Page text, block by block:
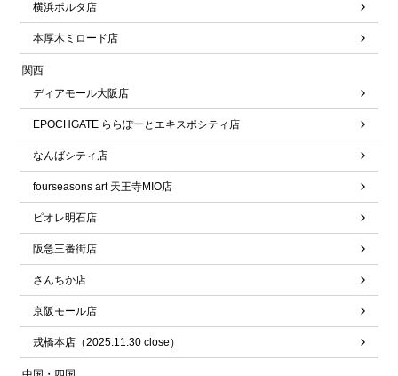
横浜ポルタ店
本厚木ミロード店
関西
ディアモール大阪店
EPOCHGATE ららぽーとエキスポシティ店
なんばシティ店
fourseasons art 天王寺MIO店
ピオレ明石店
阪急三番街店
さんちか店
京阪モール店
戎橋本店（2025.11.30 close）